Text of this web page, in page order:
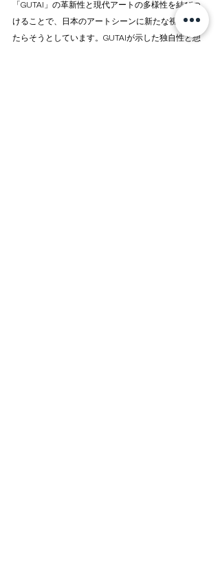
「GUTAI」の革新性と現代アートの多様性を結びつ
けることで、日本のアートシーンに新たな視点をも
たらそうとしています。GUTAIが示した独自性と想